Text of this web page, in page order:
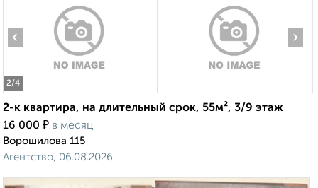
2/4
‹ ›
2-к квартира, на длительный срок, 55м², 3/9 этаж
16 000 ₽ в месяц
Ворошилова 115
Агентство, 06.08.2026